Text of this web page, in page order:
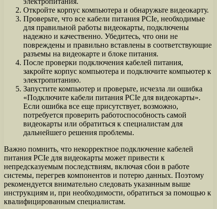
Откройте корпус компьютера и обнаружьте видеокарту.
Проверьте, что все кабели питания PCIe, необходимые
для правильной работы видеокарты, подключены
надежно и качественно. Убедитесь, что они не
повреждены и правильно вставлены в соответствующие
разъемы на видеокарте и блоке питания.
После проверки подключения кабелей питания,
закройте корпус компьютера и подключите компьютер к
электропитанию.
Запустите компьютер и проверьте, исчезла ли ошибка
«Подключите кабели питания PCIe для видеокарты».
Если ошибка все еще присутствует, возможно,
потребуется проверить работоспособность самой
видеокарты или обратиться к специалистам для
дальнейшего решения проблемы.
Важно помнить, что некорректное подключение кабелей
питания PCIe для видеокарты может привести к
непредсказуемым последствиям, включая сбои в работе
системы, перегрев компонентов и потерю данных. Поэтому
рекомендуется внимательно следовать указанным выше
инструкциям и, при необходимости, обратиться за помощью к
квалифицированным специалистам.